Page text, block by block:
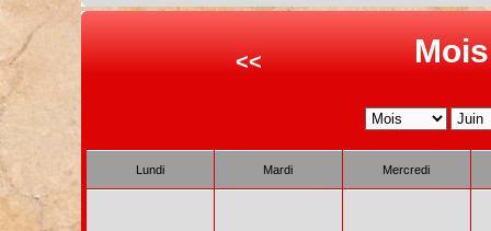
<<
Lundi Mardi Mercredi